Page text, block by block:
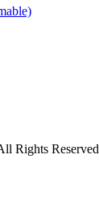
Rights Reserved